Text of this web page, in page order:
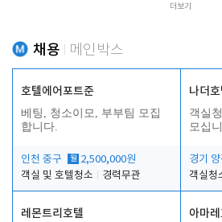
더보기
채용 메인박스
호텔에어포트준
베팅, 청소이모, 부부팀 모집
합니다.
인천 중구 월 2,500,000원
객실 및 호텔청소
경력무관
나더
객실
모십
경기
객실청
레몬트리호텔 아마레